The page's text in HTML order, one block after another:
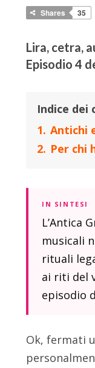
Shares 35
Lira, cetra,
Episodio 4
Indice dei
1. Antichi
2. Per chi
IN SINTESI
L’Antica
musicali
rituali
ai riti del
episodio
Ok, fermati